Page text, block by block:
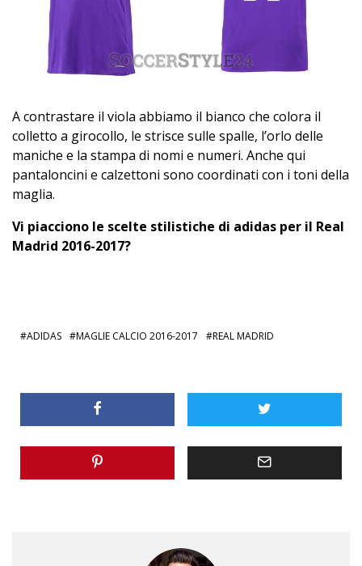
A contrastare il viola abbiamo il bianco che colora il
colletto a girocollo, le strisce sulle spalle, l’orlo delle
maniche e la stampa di nomi e numeri. Anche qui
pantaloncini e calzettoni sono coordinati con i toni della
maglia.
Vi piacciono le scelte stilistiche di adidas per il Real
Madrid 2016-2017?
ADIDAS MAGLIE CALCIO 2016-2017 REAL MADRID